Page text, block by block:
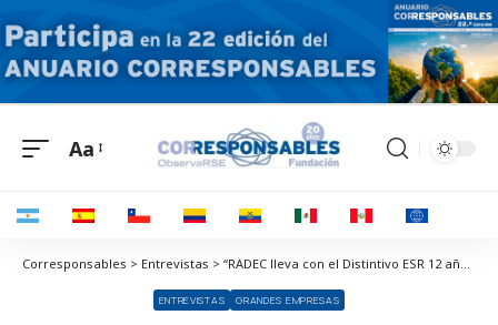
Aa
Corresponsables > Entrevistas > “RADEC lleva con el Distintivo ESR 12 años consecutivos”
ENTREVISTAS GRANDES EMPRESAS